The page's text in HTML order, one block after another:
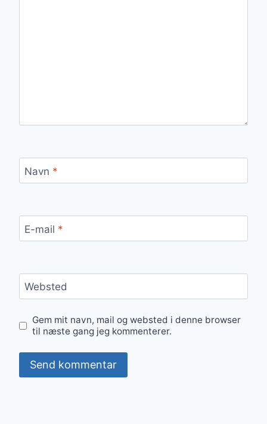
Navn *
E-mail *
Websted
Gem mit navn, mail og websted i denne browser
til næste gang jeg kommenterer.